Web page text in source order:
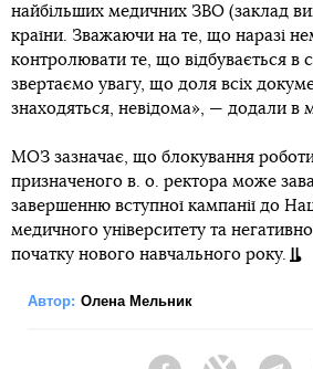
найбільших медичних ЗВО (заклад
країни. Зважаючи на те, що наразі
контролювати те, що відбувається в
звертаємо увагу, що доля всіх
знаходяться, невідома», — додали в
МОЗ зазначає, що блокування
призначеного в. о. ректора може
завершенню вступної кампанії до
медичного університету та
початку нового навчального року.
Автор: Олена Мельник